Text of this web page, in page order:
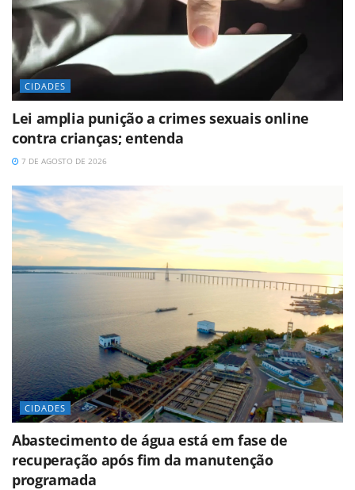
CIDADES
Lei amplia punição a crimes sexuais online
contra crianças; entenda
7 DE AGOSTO DE 2026
CIDADES
Abastecimento de água está em fase de
recuperação após fim da manutenção
programada